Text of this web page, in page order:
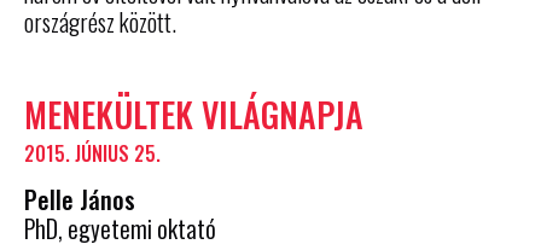
országrész között.
MENEKÜLTEK VILÁGNAPJA
2015. JÚNIUS 25.
Pelle János
PhD, egyetemi oktató